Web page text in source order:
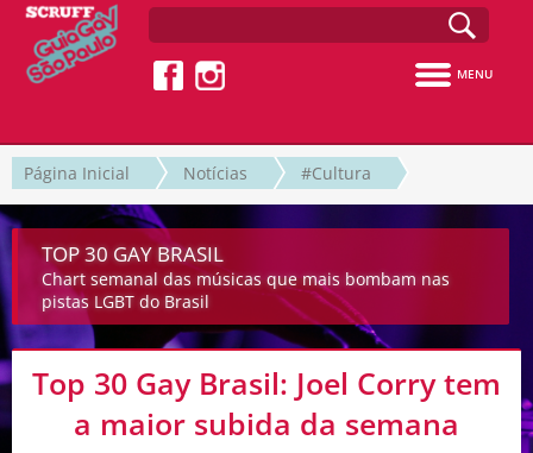
MENU
Página Inicial Notícias #Cultura
TOP 30 GAY BRASIL
Chart semanal das músicas que mais bombam nas
pistas LGBT do Brasil
Top 30 Gay Brasil: Joel Corry tem
a maior subida da semana